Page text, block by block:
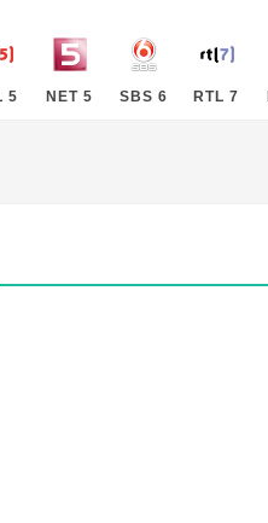
5 NET 5 SBS 6 RTL 7